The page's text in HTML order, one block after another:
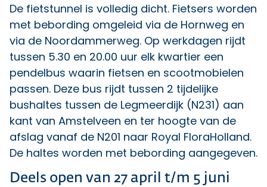
De fietstunnel is volledig dicht. Fietsers worden
met bebording omgeleid via de Hornweg en
via de Noordammerweg. Op werkdagen rijdt
tussen 5.30 en 20.00 uur elk kwartier een
pendelbus waarin fietsen en scootmobielen
passen. Deze bus rijdt tussen 2 tijdelijke
bushaltes tussen de Legmeerdijk (N231) aan
kant van Amstelveen en ter hoogte van de
afslag vanaf de N201 naar Royal FloraHolland.
De haltes worden met bebording aangegeven.
Deels open van 27 april t/m 5 juni